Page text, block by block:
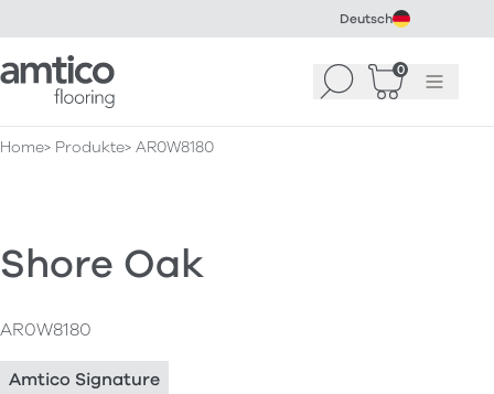
Deutsch
Amtico Flooring Suchen 0
WarenkorbMenü
Home Produkte AR0W8180
Shore Oak
AR0W8180
Amtico Signature